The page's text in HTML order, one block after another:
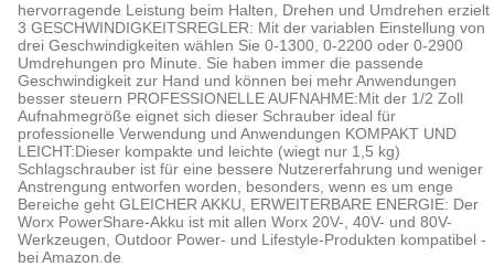
hervorragende Leistung beim Halten, Drehen und Umdrehen erzielt
3 GESCHWINDIGKEITSREGLER: Mit der variablen Einstellung von
drei Geschwindigkeiten wählen Sie 0-1300, 0-2200 oder 0-2900
Umdrehungen pro Minute. Sie haben immer die passende
Geschwindigkeit zur Hand und können bei mehr Anwendungen
besser steuern PROFESSIONELLE AUFNAHME:Mit der 1/2 Zoll
Aufnahmegröße eignet sich dieser Schrauber ideal für
professionelle Verwendung und Anwendungen KOMPAKT UND
LEICHT:Dieser kompakte und leichte (wiegt nur 1,5 kg)
Schlagschrauber ist für eine bessere Nutzererfahrung und weniger
Anstrengung entworfen worden, besonders, wenn es um enge
Bereiche geht GLEICHER AKKU, ERWEITERBARE ENERGIE: Der
Worx PowerShare-Akku ist mit allen Worx 20V-, 40V- und 80V-
Werkzeugen, Outdoor Power- und Lifestyle-Produkten kompatibel -
bei Amazon.de